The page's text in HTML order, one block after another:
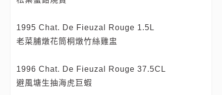
1995 Chat. De Fieuzal Rouge 1.5L
老菜脯燉花筒桐燉竹絲雞盅
1996 Chat. De Fieuzal Rouge 37.5CL
避風塘生抽海虎巨蝦